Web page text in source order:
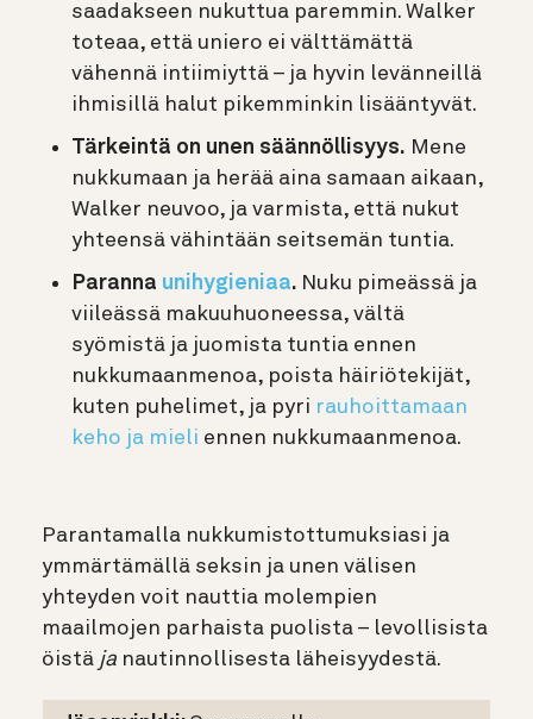
saadakseen nukuttua paremmin. Walker
toteaa, että uniero ei välttämättä
vähennä intiimiyttä – ja hyvin levänneillä
ihmisillä halut pikemminkin lisääntyvät.
Tärkeintä on unen säännöllisyys. Mene
nukkumaan ja herää aina samaan aikaan,
Walker neuvoo, ja varmista, että nukut
yhteensä vähintään seitsemän tuntia.
Paranna unihygieniaa. Nuku pimeässä ja
viileässä makuuhuoneessa, vältä
syömistä ja juomista tuntia ennen
nukkumaanmenoa, poista häiriötekijät,
kuten puhelimet, ja pyri rauhoittamaan
keho ja mieli ennen nukkumaanmenoa.
Parantamalla nukkumistottumuksiasi ja
ymmärtämällä seksin ja unen välisen
yhteyden voit nauttia molempien
maailmojen parhaista puolista – levollisista
öistä ja nautinnollisesta läheisyydestä.